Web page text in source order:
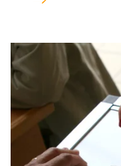
l'article